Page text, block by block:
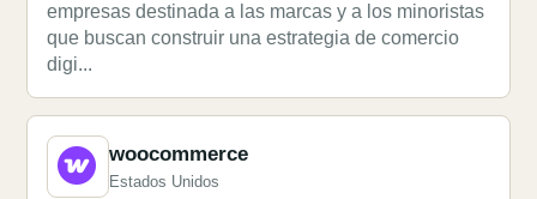
empresas destinada a las marcas y a los minoristas
que buscan construir una estrategia de comercio
digi...
woocommerce
Estados Unidos